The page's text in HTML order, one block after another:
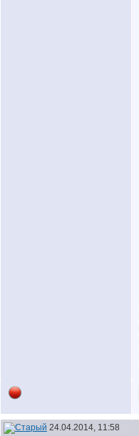
24.04.2014, 11:58